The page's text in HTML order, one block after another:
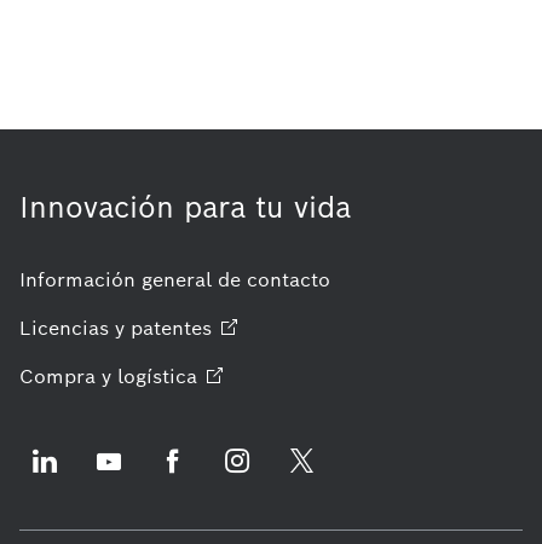
Innovación para tu vida
Información general de contacto
Licencias y patentes
Compra y logística